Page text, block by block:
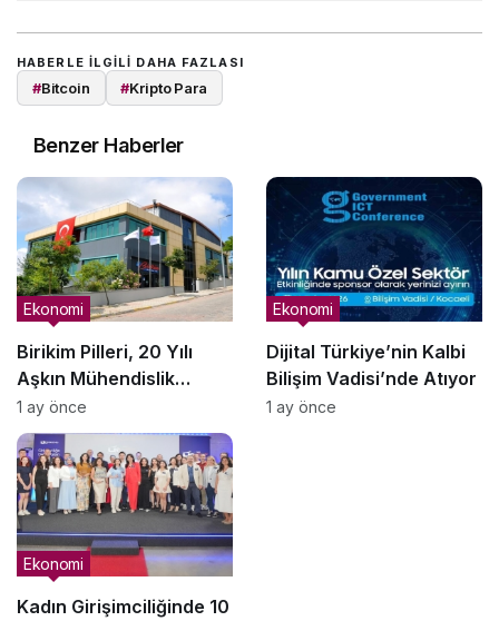
HABERLE ILGILI DAHA FAZLASI
#Bitcoin #Kripto Para
Benzer Haberler
Birikim Pilleri, 20 Yılı
Aşkın Mühendislik
Birikimiyle Türkiye’nin
Batarya Teknolojisinde
Yerli Üretimi
Güçlendiriyor
Ekonomi
1 ay önce
Dijital Türkiye’nin Kalbi
Bilişim Vadisi’nde Atıyor
Ekonomi
1 ay önce
Kadın Girişimciliğinde 10
Ekonomi